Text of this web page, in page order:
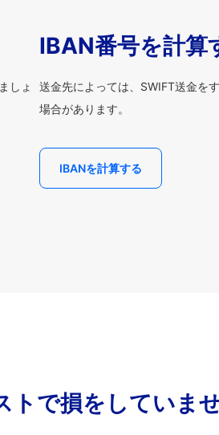
しょ
IBAN番号を計算
送金先によっては、SWIFT送金を
場合があります。
IBANを計算する
トで損をしていま